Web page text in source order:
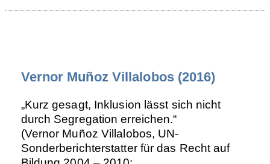
Vernor Muñoz Villalobos (2016)
„Kurz gesagt, Inklusion lässt sich nicht
durch Segregation erreichen.“
(Vernor Muñoz Villalobos, UN-
Sonderberichterstatter für das Recht auf